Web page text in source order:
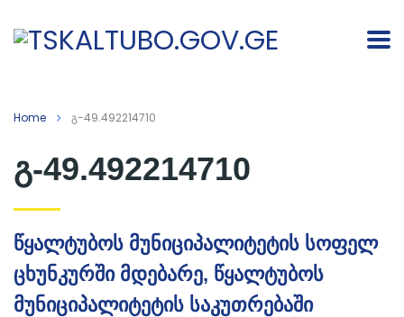
Home გ-49.492214710
გ-49.492214710
წყალტუბოს მუნიციპალიტეტის სოფელ
ცხუნკურში მდებარე, წყალტუბოს
მუნიციპალიტეტის საკუთრებაში